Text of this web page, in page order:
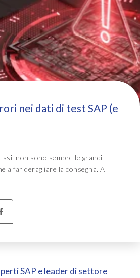
nei dati di test SAP (e
non sono sempre le grandi
a far deragliare la consegna. A
SAP e leader di settore